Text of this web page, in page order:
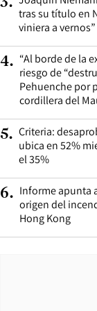
tras su título en
viniera a vernos”
4. “Al borde de la
riesgo de
Pehuenche por
cordillera del
5. Criteria:
ubica en 52%
el 35%
6. Informe apunta
origen del
Hong Kong